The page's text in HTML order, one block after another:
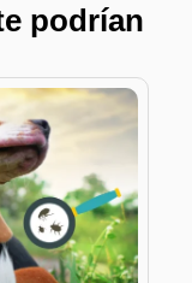
podrían